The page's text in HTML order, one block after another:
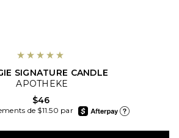
SIGNATURE CANDLE
APOTHEKE
$46
de $11.50 par
afterpay